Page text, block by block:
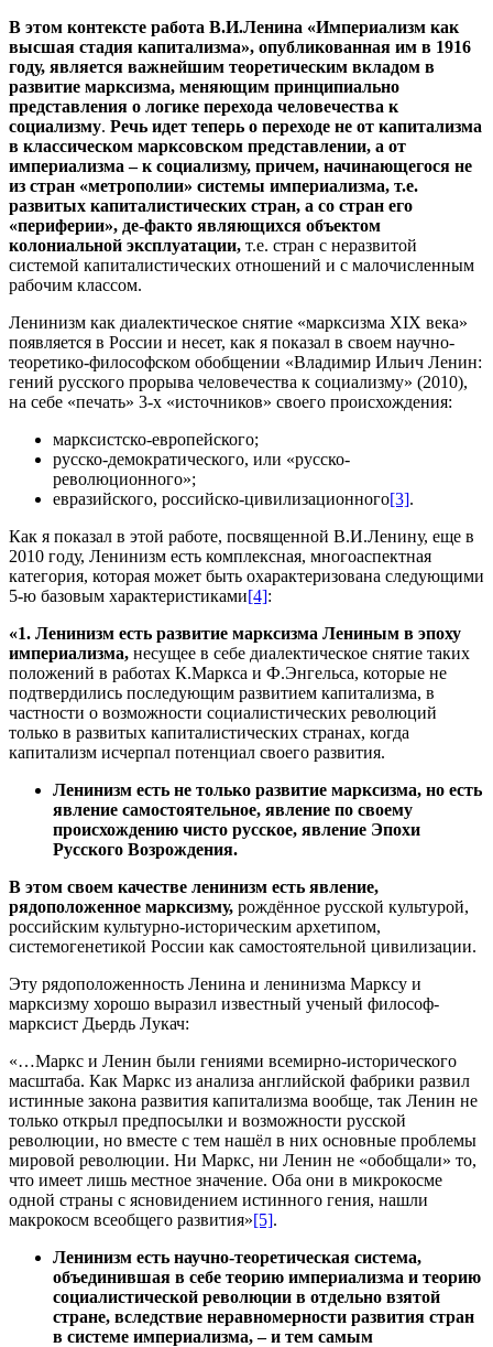
В этом контексте работа В.И.Ленина «Империализм как
высшая стадия капитализма», опубликованная им в 1916
году, является важнейшим теоретическим вкладом в
развитие марксизма, меняющим принципиально
представления о логике перехода человечества к
социализму. Речь идет теперь о переходе не от капитализма
в классическом марксовском представлении, а от
империализма – к социализму, причем, начинающегося не
из стран «метрополии» системы империализма, т.е.
развитых капиталистических стран, а со стран его
«периферии», де-факто являющихся объектом
колониальной эксплуатации, т.е. стран с неразвитой
системой капиталистических отношений и с малочисленным
рабочим классом.
Ленинизм как диалектическое снятие «марксизма XIX века»
появляется в России и несет, как я показал в своем научно-
теоретико-философском обобщении «Владимир Ильич Ленин:
гений русского прорыва человечества к социализму» (2010),
на себе «печать» 3-х «источников» своего происхождения:
марксистско-европейского;
русско-демократического, или «русско-
революционного»;
евразийского, российско-цивилизационного[3].
Как я показал в этой работе, посвященной В.И.Ленину, еще в
2010 году, Ленинизм есть комплексная, многоаспектная
категория, которая может быть охарактеризована следующими
5-ю базовым характеристиками[4]:
«1. Ленинизм есть развитие марксизма Лениным в эпоху
империализма, несущее в себе диалектическое снятие таких
положений в работах К.Маркса и Ф.Энгельса, которые не
подтвердились последующим развитием капитализма, в
частности о возможности социалистических революций
только в развитых капиталистических странах, когда
капитализм исчерпал потенциал своего развития.
Ленинизм есть не только развитие марксизма, но есть
явление самостоятельное, явление по своему
происхождению чисто русское, явление Эпохи
Русского Возрождения.
В этом своем качестве ленинизм есть явление,
рядоположенное марксизму, рождённое русской культурой,
российским культурно-историческим архетипом,
системогенетикой России как самостоятельной цивилизации.
Эту рядоположенность Ленина и ленинизма Марксу и
марксизму хорошо выразил известный ученый философ-
марксист Дьердь Лукач:
«…Маркс и Ленин были гениями всемирно-исторического
масштаба. Как Маркс из анализа английской фабрики развил
истинные закона развития капитализма вообще, так Ленин не
только открыл предпосылки и возможности русской
революции, но вместе с тем нашёл в них основные проблемы
мировой революции. Ни Маркс, ни Ленин не «обобщали» то,
что имеет лишь местное значение. Оба они в микрокосме
одной страны с ясновидением истинного гения, нашли
макрокосм всеобщего развития»[5].
Ленинизм есть научно-теоретическая система,
объединившая в себе теорию империализма и теорию
социалистической революции в отдельно взятой
стране, вследствие неравномерности развития стран
в системе империализма, – и тем самым